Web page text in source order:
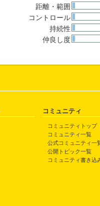
距離・範囲
コントロール
持続性
仲良し度
コミュニティ
コミュニティトップ
コミュニティ一覧
公式コミュニティ一
公開トピック一覧
コミュニティ書き込